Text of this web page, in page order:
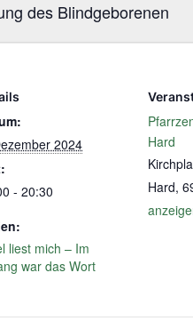
des Blindgeborenen
2024
- 20:30
liest mich – Im
war das Wort
Hard
Hard,